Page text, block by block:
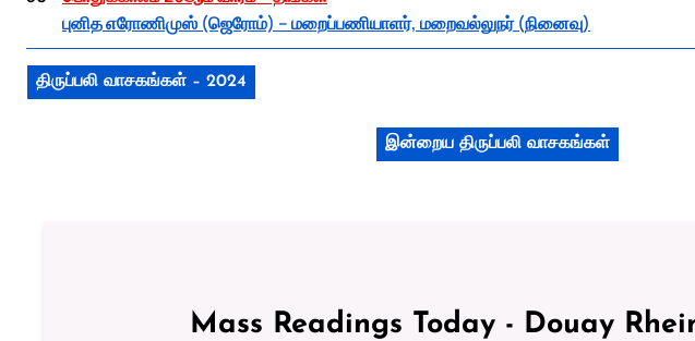
புனித எரோணிமுஸ் (ஜெரோம்) – மறைப்பணியாளர், மறைவல்லுநர் (நினைவு)
திருப்பலி வாசகங்கள் – 2024
இன்றைய திருப்பலி வாசகங்கள்
Mass Readings Today - Douay